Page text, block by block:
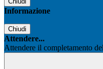
Informazione
Chiudi
Attendere...
Attendere il completamento